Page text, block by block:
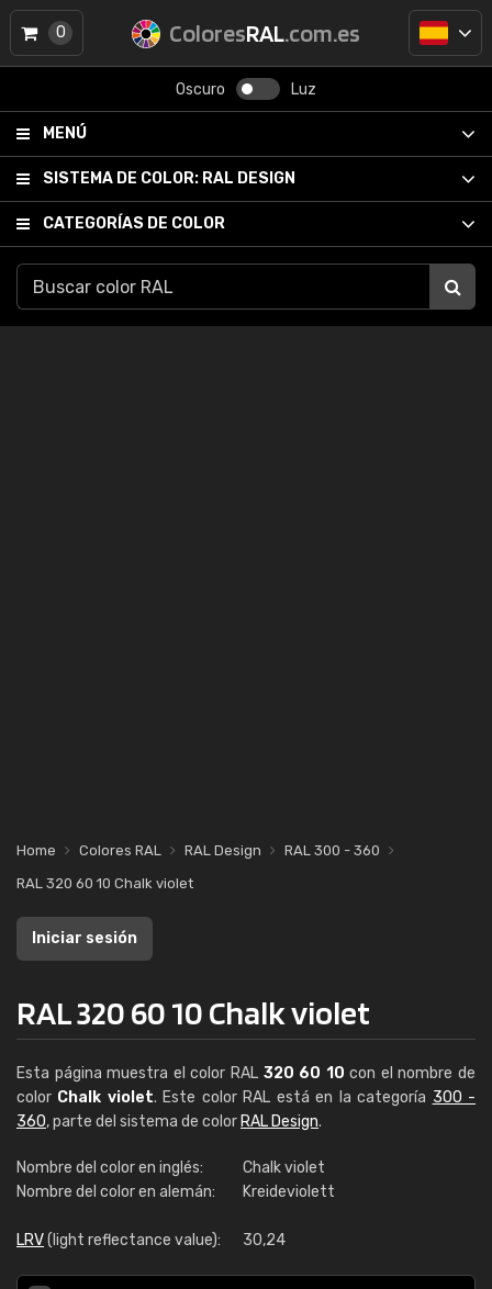
ColoresRAL.com.es
Oscuro Luz
MENÚ
SISTEMA DE COLOR: RAL DESIGN
CATEGORÍAS DE COLOR
0
Home Colores RAL RAL Design
RAL 300 - 360
RAL 320 60 10 Chalk violet
Iniciar sesión
RAL 320 60 10 Chalk violet
Esta página muestra el color RAL 320 60 10 con el nombre de
color Chalk violet. Este color RAL está en la categoría 300 -
360, parte del sistema de color RAL Design.
Nombre del color en inglés:
Chalk violet
Nombre del color en alemán:
Kreideviolett
LRV(light reflectance value): 30,24